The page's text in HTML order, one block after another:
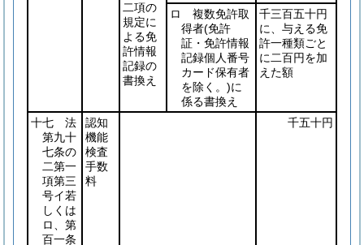
二項の
規定に
よる免
許情報
記録の
書換え
ロ 複数免許取
得者(免許
証・免許情報
記録個人番号
カード保有者
を除く。)に
係る書換え
千三百五十円
に、与える免
許一種類ごと
に二百円を加
えた額
十七 法
第九十
七条の
二第一
項第三
号イ若
しくは
ロ、第
百一条
認知
機能
検査
手数
料
千五十円